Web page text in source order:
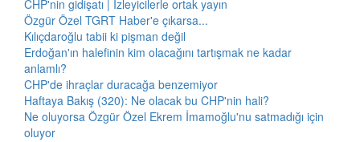
CHP'nin gidişatı | İzleyicilerle ortak yayın
Özgür Özel TGRT Haber'e çıkarsa...
Kılıçdaroğlu tabii ki pişman değil
Erdoğan'ın halefinin kim olacağını tartışmak ne kadar
anlamlı?
CHP'de ihraçlar duracağa benzemiyor
Haftaya Bakış (320): Ne olacak bu CHP'nin hali?
Ne oluyorsa Özgür Özel Ekrem İmamoğlu'nu satmadığı için
oluyor